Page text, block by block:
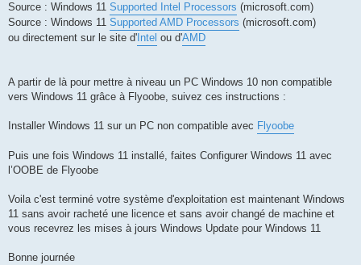
Source : Windows 11 Supported Intel Processors (microsoft.com)
Source : Windows 11 Supported AMD Processors (microsoft.com)
ou directement sur le site d' Intel ou d'AMD
A partir de là pour mettre à niveau un PC Windows 10 non compatible
vers Windows 11 grâce à Flyoobe, suivez ces instructions :
Installer Windows 11 sur un PC non compatible avec Flyoobe
Puis une fois Windows 11 installé, faites Configurer Windows 11 avec
l’OOBE de Flyoobe
Voila c'est terminé votre système d'exploitation est maintenant Windows
11 sans avoir racheté une licence et sans avoir changé de machine et
vous recevrez les mises à jours Windows Update pour Windows 11
Bonne journée